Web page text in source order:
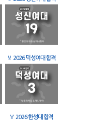
🏅 2026 덕성여대 합격
🏅 2026 한성대 합격